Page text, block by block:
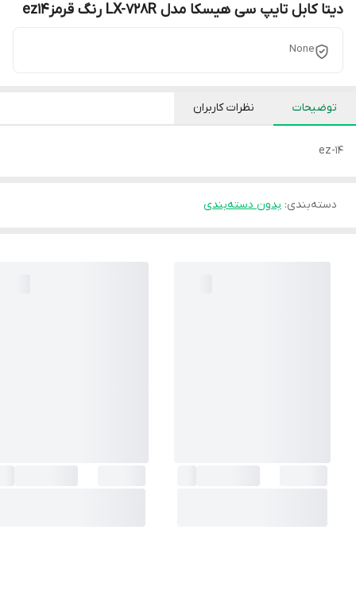
دیتا کابل تایپ سی هیسکا مدل LX-728R رنگ قرمزez14
None
توضیحات نظرات کاربران
ez-14
دسته‌بندی: بدون دسته‌بندی